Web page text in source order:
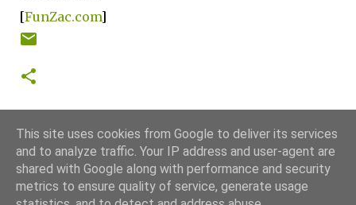
[FunZac.com]
This site uses cookies from Google to deliver its services
and to analyze traffic. Your IP address and user-agent are
shared with Google along with performance and security
metrics to ensure quality of service, generate usage